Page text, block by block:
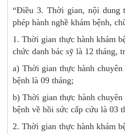
“Điều 3. Thời gian, nội dung
phép hành nghề khám bệnh,
1. Thời gian thực hành khám
chức danh bác sỹ là 12 tháng,
a) Thời gian thực hành
bệnh là 09 tháng;
b) Thời gian thực hành
bệnh về hồi sức cấp cứu là 03
2. Thời gian thực hành khám